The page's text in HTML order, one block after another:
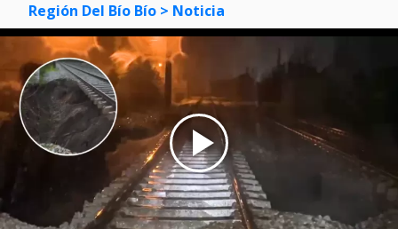
Región Del Bío Bío > Noticia